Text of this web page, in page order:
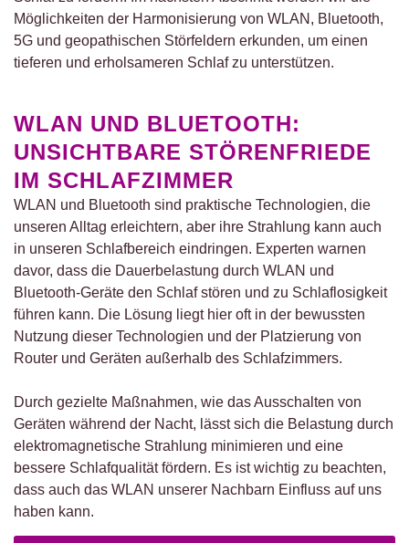
Möglichkeiten der Harmonisierung von WLAN, Bluetooth,
5G und geopathischen Störfeldern erkunden, um einen
tieferen und erholsameren Schlaf zu unterstützen.
WLAN UND BLUETOOTH:
UNSICHTBARE STÖRENFRIEDE
IM SCHLAFZIMMER
WLAN und Bluetooth sind praktische Technologien, die
unseren Alltag erleichtern, aber ihre Strahlung kann auch
in unseren Schlafbereich eindringen. Experten warnen
davor, dass die Dauerbelastung durch WLAN und
Bluetooth-Geräte den Schlaf stören und zu Schlaflosigkeit
führen kann. Die Lösung liegt hier oft in der bewussten
Nutzung dieser Technologien und der Platzierung von
Router und Geräten außerhalb des Schlafzimmers.
Durch gezielte Maßnahmen, wie das Ausschalten von
Geräten während der Nacht, lässt sich die Belastung durch
elektromagnetische Strahlung minimieren und eine
bessere Schlafqualität fördern. Es ist wichtig zu beachten,
dass auch das WLAN unserer Nachbarn Einfluss auf uns
haben kann.